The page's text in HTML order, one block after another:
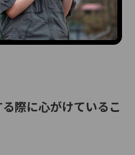
際に心がけているこ